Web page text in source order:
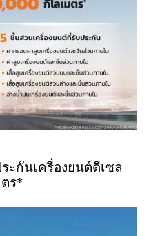
ะกันเครื่องยนต์ดีเซล
ร*